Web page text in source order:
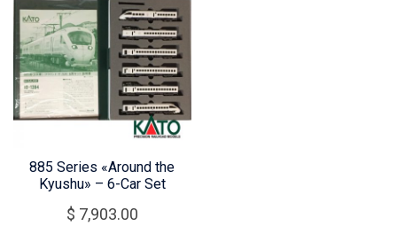
885 Series «Around the
Kyushu» – 6-Car Set
$ 7,903.00